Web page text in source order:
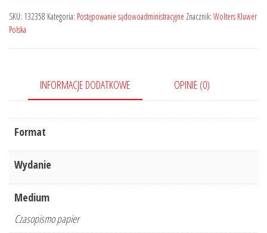
Sądowy
-
SKU: 132358 Kategoria: Postępowanie sądowoadministracyjne Znacznik: Wolters Kluwer
Polska
INFORMACJE DODATKOWE OPINIE (0)
Format
Wydanie
Medium
Czasopismo papier